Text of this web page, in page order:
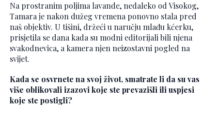
Na prostranim poljima lavande, nedaleko od Visokog,
Tamara je nakon dužeg vremena ponovno stala pred
naš objektiv. U tišini, držeći u naručju mlađu kćerku,
prisjetila se dana kada su modni editorijali bili njena
svakodnevica, a kamera njen neizostavni pogled na
svijet.
Kada se osvrnete na svoj život, smatrate li da su vas
više oblikovali izazovi koje ste prevazišli ili uspjesi
koje ste postigli?